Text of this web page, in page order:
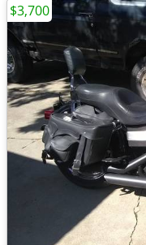
$3,700